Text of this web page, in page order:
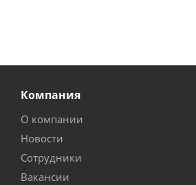
Компания
О компании
Новости
Сотрудники
Вакансии